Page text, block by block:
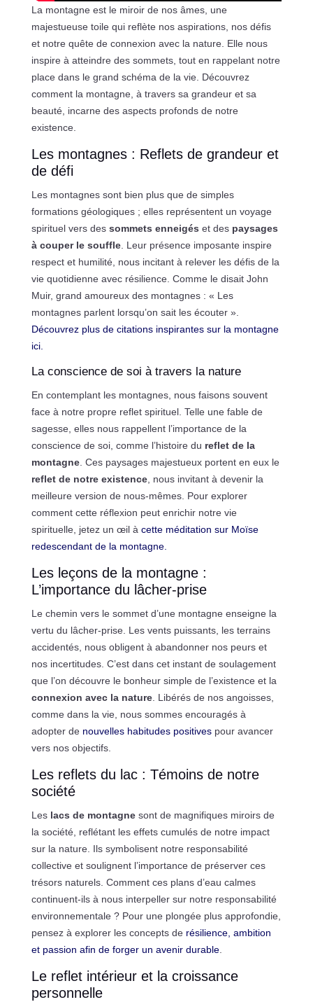
La montagne est le miroir de nos âmes, une
majestueuse toile qui reflète nos aspirations, nos défis
et notre quête de connexion avec la nature. Elle nous
inspire à atteindre des sommets, tout en rappelant notre
place dans le grand schéma de la vie. Découvrez
comment la montagne, à travers sa grandeur et sa
beauté, incarne des aspects profonds de notre
existence.
Les montagnes : Reflets de grandeur et
de défi
Les montagnes sont bien plus que de simples
formations géologiques ; elles représentent un voyage
spirituel vers des sommets enneigés et des paysages
à couper le souffle. Leur présence imposante inspire
respect et humilité, nous incitant à relever les défis de la
vie quotidienne avec résilience. Comme le disait John
Muir, grand amoureux des montagnes : « Les
montagnes parlent lorsqu’on sait les écouter ».
Découvrez plus de citations inspirantes sur la montagne
ici.
La conscience de soi à travers la nature
En contemplant les montagnes, nous faisons souvent
face à notre propre reflet spirituel. Telle une fable de
sagesse, elles nous rappellent l’importance de la
conscience de soi, comme l’histoire du reflet de la
montagne. Ces paysages majestueux portent en eux le
reflet de notre existence, nous invitant à devenir la
meilleure version de nous-mêmes. Pour explorer
comment cette réflexion peut enrichir notre vie
spirituelle, jetez un œil à cette méditation sur Moïse
redescendant de la montagne.
Les leçons de la montagne :
L’importance du lâcher-prise
Le chemin vers le sommet d’une montagne enseigne la
vertu du lâcher-prise. Les vents puissants, les terrains
accidentés, nous obligent à abandonner nos peurs et
nos incertitudes. C’est dans cet instant de soulagement
que l’on découvre le bonheur simple de l’existence et la
connexion avec la nature. Libérés de nos angoisses,
comme dans la vie, nous sommes encouragés à
adopter de nouvelles habitudes positivespour avancer
vers nos objectifs.
Les reflets du lac : Témoins de notre
société
Les lacs de montagnesont de magnifiques miroirs de
la société, reflétant les effets cumulés de notre impact
sur la nature. Ils symbolisent notre responsabilité
collective et soulignent l’importance de préserver ces
trésors naturels. Comment ces plans d’eau calmes
continuent-ils à nous interpeller sur notre responsabilité
environnementale ? Pour une plongée plus approfondie,
pensez à explorer les concepts de résilience, ambition
et passion afin de forger un avenir durable.
Le reflet intérieur et la croissance
personnelle